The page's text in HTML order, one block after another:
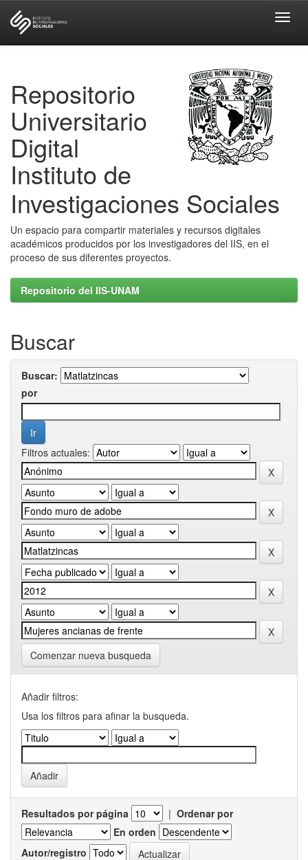
Repositorio
Universitario
Digital
Instituto de
Investigaciones Sociales
Un espacio para compartir materiales y recursos digitales
académicos producidos por los investigadores del IIS, en el
proceso de sus diferentes proyectos.
Repositorio del IIS-UNAM
Buscar
Buscar:
por
Filtros actuales:
Comenzar nueva busqueda
Añadir filtros:
Usa los filtros para afinar la busqueda.
Resultados por página | Ordenar por
En orden
Autor/registro